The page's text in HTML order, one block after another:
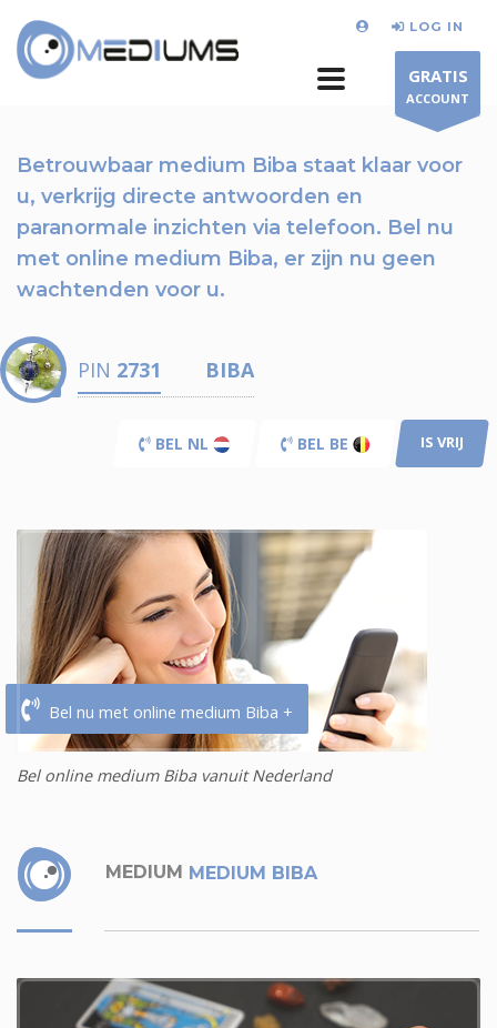
LOG IN
GRATIS
ACCOUNT
Betrouwbaar medium Biba staat klaar voor
u, verkrijg directe antwoorden en
paranormale inzichten via telefoon. Bel nu
met online medium Biba, er zijn nu geen
wachtenden voor u.
PIN 2731 BIBA
BEL NL BEL BE IS VRIJ
Bel nu met online medium Biba +
Bel online medium Biba vanuit Nederland
MEDIUM MEDIUM BIBA